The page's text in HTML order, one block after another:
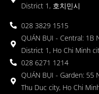
District 1, 호치민시
028 3829 1515
QUÁN BỤI - Central: 1B
District 1, Ho Chi Minh
028 6271 1214
QUÁN BỤI - Garden: 55
Thu Duc city, Ho Chi